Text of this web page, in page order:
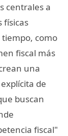
centrales a
físicas
como
fiscal más
una
de
buscan
fiscal"